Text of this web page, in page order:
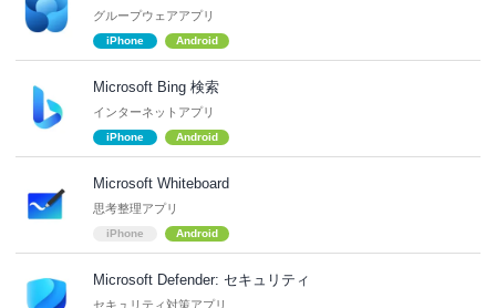
グループウェアアプリ
iPhone Android
Microsoft Bing 検索
インターネットアプリ
iPhone Android
Microsoft Whiteboard
思考整理アプリ
iPhone Android
Microsoft Defender: セキュリティ
セキュリティ対策アプリ